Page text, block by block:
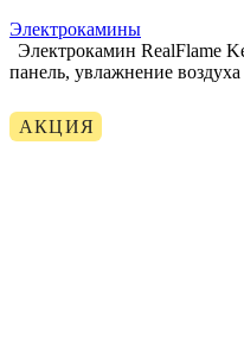
Электрокамины
Электрокамин RealFlame
панель, увлажнение воздуха
АКЦИЯ